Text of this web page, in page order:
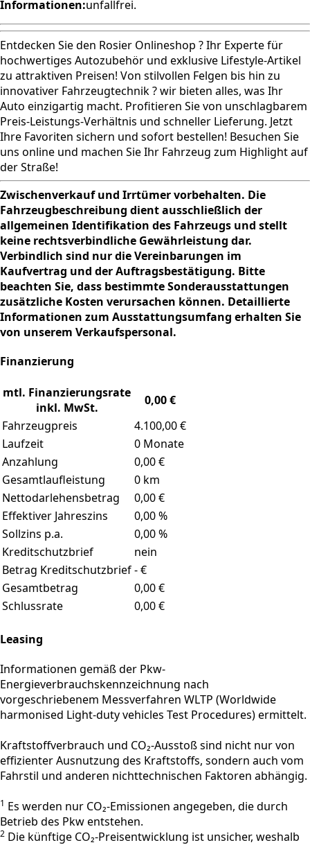
Informationen:unfallfrei.
Entdecken Sie den Rosier Onlineshop ? Ihr Experte für
hochwertiges Autozubehör und exklusive Lifestyle-Artikel
zu attraktiven Preisen! Von stilvollen Felgen bis hin zu
innovativer Fahrzeugtechnik ? wir bieten alles, was Ihr
Auto einzigartig macht. Profitieren Sie von unschlagbarem
Preis-Leistungs-Verhältnis und schneller Lieferung. Jetzt
Ihre Favoriten sichern und sofort bestellen! Besuchen Sie
uns online und machen Sie Ihr Fahrzeug zum Highlight auf
der Straße!
Zwischenverkauf und Irrtümer vorbehalten. Die
Fahrzeugbeschreibung dient ausschließlich der
allgemeinen Identifikation des Fahrzeugs und stellt
keine rechtsverbindliche Gewährleistung dar.
Verbindlich sind nur die Vereinbarungen im
Kaufvertrag und der Auftragsbestätigung. Bitte
beachten Sie, dass bestimmte Sonderausstattungen
zusätzliche Kosten verursachen können. Detaillierte
Informationen zum Ausstattungsumfang erhalten Sie
von unserem Verkaufspersonal.
Finanzierung
mtl. Finanzierungsrate
inkl. MwSt.
0,00 €
Fahrzeugpreis
4.100,00 €
Laufzeit
0 Monate
Anzahlung
0,00 €
Gesamtlaufleistung
0 km
Nettodarlehensbetrag
0,00 €
Effektiver Jahreszins
0,00 %
Sollzins p.a.
0,00 %
Kreditschutzbrief
nein
Betrag Kreditschutzbrief- €
Gesamtbetrag
0,00 €
Schlussrate
0,00 €
Leasing
Informationen gemäß der Pkw-
Energieverbrauchskennzeichnung nach
vorgeschriebenem Messverfahren WLTP (Worldwide
harmonised Light-duty vehicles Test Procedures) ermittelt.
Kraftstoffverbrauch und CO₂-Ausstoß sind nicht nur von
effizienter Ausnutzung des Kraftstoffs, sondern auch vom
Fahrstil und anderen nichttechnischen Faktoren abhängig.
1 Es werden nur CO₂-Emissionen angegeben, die durch
Betrieb des Pkw entstehen.
2 Die künftige CO₂-Preisentwicklung ist unsicher, weshalb